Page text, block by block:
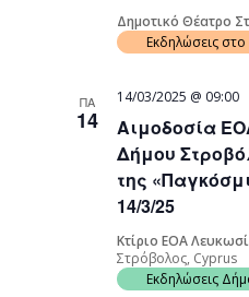
Δημοτικό Θέατρο
Εκδηλώσεις
ΠΑ
14
Αιμοδοσία
Δήμου
της
14/3/25
14/03/2025 @ 09:00
Κτίριο ΕΟΑ
Στρόβολος, Cyprus
Εκδηλώσεις